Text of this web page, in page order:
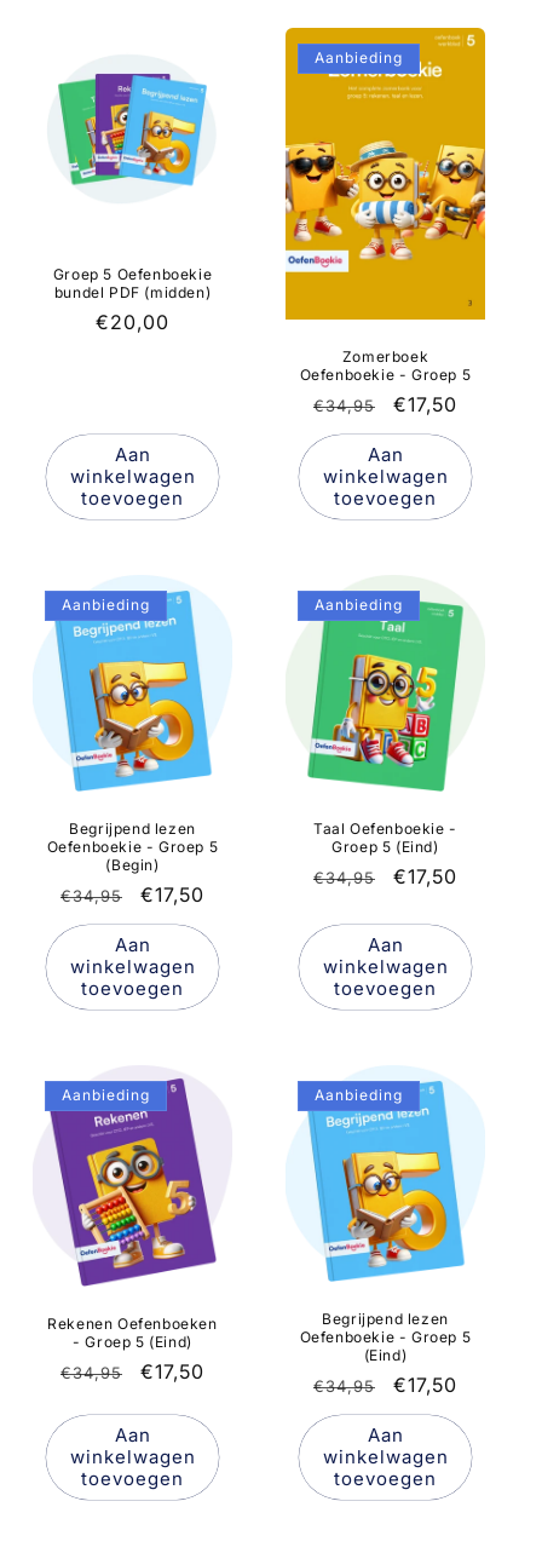
Groep 5 Oefenboekie
bundel PDF (midden)
Normale
€20,00
Aan
winkelwagen
toevoegen
Aanbieding
Zomerboek
Oefenboekie - Groep 5
Normale
prijs
€34,95 €17,50
Aan
winkelwagen
toevoegen
Aanbieding
Begrijpend lezen
Oefenboekie - Groep 5
(Begin)
Normale
prijs
€34,95 Aanbiedingsprijs
€17,50
Aan
winkelwagen
toevoegen
Aanbieding
Taal Oefenboekie -
Groep 5 (Eind)
Normale
€34,95 €17,50
Aan
winkelwagen
toevoegen
Aanbieding
Rekenen Oefenboeken
- Groep 5 (Eind)
Normale
€34,95 Aanbiedingsprijs
€17,50
Aan
winkelwagen
toevoegen
Aanbieding
Begrijpend lezen
Oefenboekie - Groep 5
(Eind)
Normale
prijs
€34,95 €17,50
Aan
winkelwagen
toevoegen